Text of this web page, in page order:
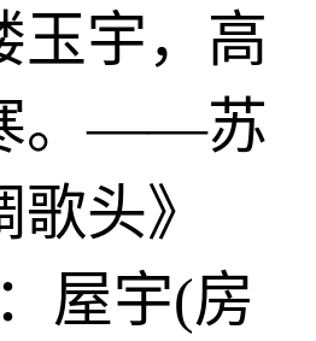
玉宇，高
。——苏
头》
屋宇(房